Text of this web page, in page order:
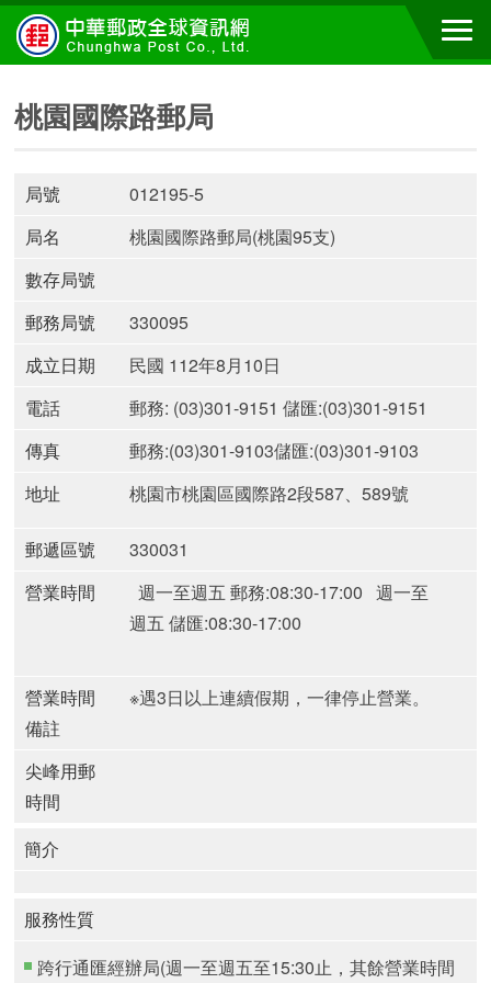
桃園國際路郵局
局號
012195-5
局名
桃園國際路郵局(桃園95支)
數存局號
郵務局號
330095
成立日期
民國 112年8月10日
電話
郵務: (03)301-9151 儲匯:(03)301-9151
傳真
郵務:(03)301-9103儲匯:(03)301-9103
地址
桃園市桃園區國際路2段587、589號
郵遞區號
330031
營業時間
週一至週五 郵務:08:30-17:00 週一至
週五 儲匯:08:30-17:00
營業時間
備註
※遇3日以上連續假期，一律停止營業。
尖峰用郵
時間
簡介
服務性質
跨行通匯經辦局(週一至週五至15:30止，其餘營業時間